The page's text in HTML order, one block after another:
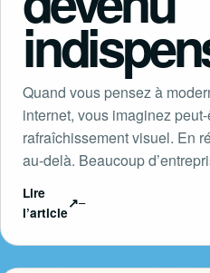
Quand vous pensez à
internet, vous imaginez
rafraîchissement visuel. En
au-delà. Beaucoup
Lire
l’article
↗